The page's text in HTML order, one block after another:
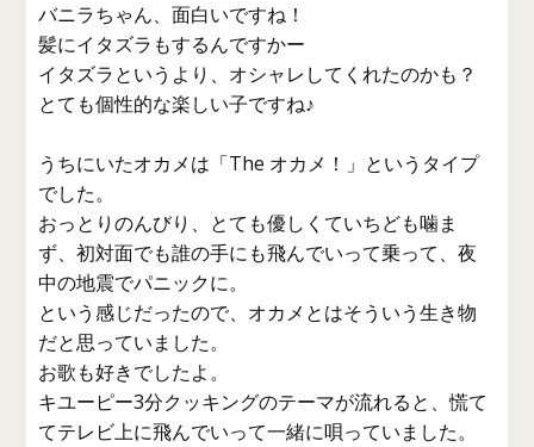
バニラちゃん、面白いですね！
髪にイタズラもするんですかー
イタズラというより、オシャレしてくれたのかも？
とても個性的な楽しい子ですね♪
うちにいたオカメは「The オカメ！」というタイプ
でした。
おっとりのんびり、とても優しくていちども噛ま
ず、初対面でも誰の手にも飛んでいって乗って、夜
中の地震でパニックに。
という感じだったので、オカメとはそういう生き物
だと思っていました。
お歌も好きでしたよ。
キユーピー3分クッキングのテーマが流れると、慌て
てテレビ上に飛んでいって一緒に唄っていました。